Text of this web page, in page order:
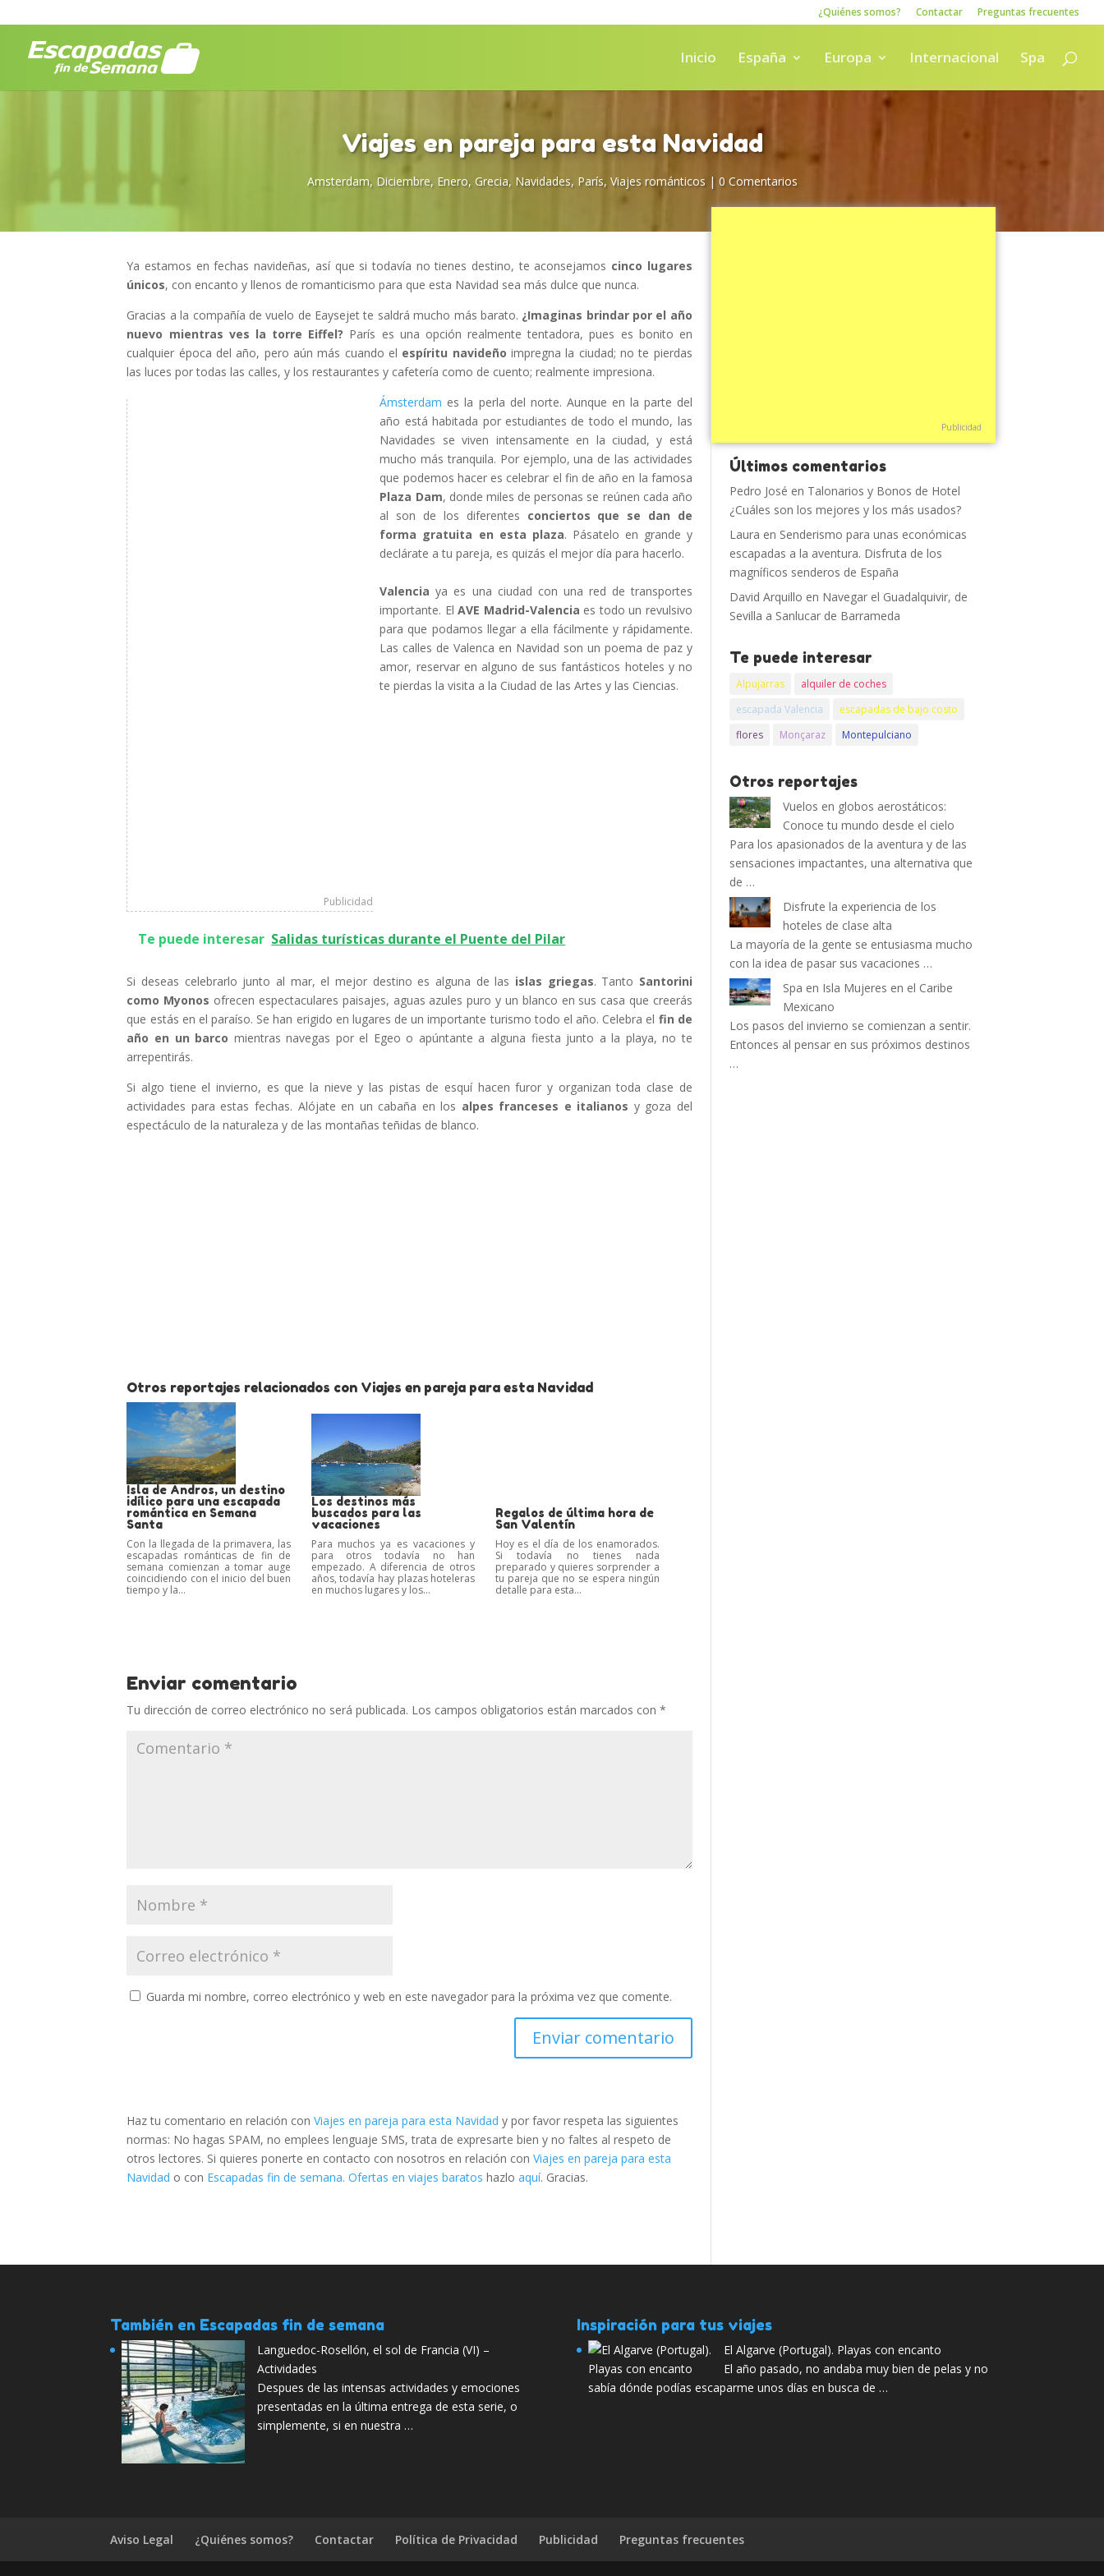
¿Quiénes somos? Contactar Preguntas frecuentes
Inicio España Europa Internacional Spa
Viajes en pareja para esta Navidad
Amsterdam, Diciembre, Enero, Grecia, Navidades, París, Viajes románticos | 0 Comentarios
Ya estamos en fechas navideñas, así que si todavía no tienes destino, te aconsejamos cinco lugares
únicos, con encanto y llenos de romanticismo para que esta Navidad sea más dulce que nunca.
Gracias a la compañía de vuelo de Eaysejet te saldrá mucho más barato. ¿Imaginas brindar por el año
nuevo mientras ves la torre Eiffel? París es una opción realmente tentadora, pues es bonito en
cualquier época del año, pero aún más cuando el espíritu navideño impregna la ciudad; no te pierdas
las luces por todas las calles, y los restaurantes y cafetería como de cuento; realmente impresiona.
Publicidad
Ámsterdam es la perla del norte. Aunque en la parte del
año está habitada por estudiantes de todo el mundo, las
Navidades se viven intensamente en la ciudad, y está
mucho más tranquila. Por ejemplo, una de las actividades
que podemos hacer es celebrar el fin de año en la famosa
Plaza Dam, donde miles de personas se reúnen cada año
al son de los diferentes conciertos que se dan de
forma gratuita en esta plaza. Pásatelo en grande y
declárate a tu pareja, es quizás el mejor día para hacerlo.
Valencia ya es una ciudad con una red de transportes
importante. ElAVE Madrid-Valencia es todo un revulsivo
para que podamos llegar a ella fácilmente y rápidamente.
Las calles de Valenca en Navidad son un poema de paz y
amor, reservar en alguno de sus fantásticos hoteles y no
te pierdas la visita a la Ciudad de las Artes y las Ciencias.
Te puede interesar Salidas turísticas durante el Puente del Pilar
Si deseas celebrarlo junto al mar, el mejor destino es alguna de las islas griegas. Tanto Santorini
como Myonos ofrecen espectaculares paisajes, aguas azules puro y un blanco en sus casa que creerás
que estás en el paraíso. Se han erigido en lugares de un importante turismo todo el año. Celebra el fin de
año en un barco mientras navegas por el Egeo o apúntante a alguna fiesta junto a la playa, no te
arrepentirás.
Si algo tiene el invierno, es que la nieve y las pistas de esquí hacen furor y organizan toda clase de
actividades para estas fechas. Alójate en un cabaña en los alpes franceses e italianos y goza del
espectáculo de la naturaleza y de las montañas teñidas de blanco.
Otros reportajes relacionados con Viajes en pareja para esta Navidad
Isla de Andros, un destino
idílico para una escapada
romántica en Semana
Santa
Con la llegada de la primavera, las
escapadas románticas de fin de
semana comienzan a tomar auge
coincidiendo con el inicio del buen
tiempo y la...
Los destinos más
buscados para las
vacaciones
Para muchos ya es vacaciones y
para otros todavía no han
empezado. A diferencia de otros
años, todavía hay plazas hoteleras
en muchos lugares y los...
Regalos de última hora de
San Valentín
Hoy es el día de los enamorados.
Si todavía no tienes nada
preparado y quieres sorprender a
tu pareja que no se espera ningún
detalle para esta...
Enviar comentario
Tu dirección de correo electrónico no será publicada. Los campos obligatorios están marcados con*
Guarda mi nombre, correo electrónico y web en este navegador para la próxima vez que comente.
Haz tu comentario en relación conViajes en pareja para esta Navidad y por favor respeta las siguientes
normas: No hagas SPAM, no emplees lenguaje SMS, trata de expresarte bien y no faltes al respeto de
otros lectores. Si quieres ponerte en contacto con nosotros en relación conViajes en pareja para esta
Navidad o con Escapadas fin de semana. Ofertas en viajes baratos hazloaquí. Gracias.
Publicidad
Últimos comentarios
Pedro José en Talonarios y Bonos de Hotel
¿Cuáles son los mejores y los más usados?
Laura en Senderismo para unas económicas
escapadas a la aventura. Disfruta de los
magníficos senderos de España
David Arquillo en Navegar el Guadalquivir, de
Sevilla a Sanlucar de Barrameda
Te puede interesar
Alpujarras
alquiler de coches
escapada Valencia
escapadas de bajo costo
flores
Monçaraz Montepulciano
Otros reportajes
Vuelos en globos aerostáticos:
Conoce tu mundo desde el cielo
Para los apasionados de la aventura y de las
sensaciones impactantes, una alternativa que
de …
Disfrute la experiencia de los
hoteles de clase alta
La mayoría de la gente se entusiasma mucho
con la idea de pasar sus vacaciones …
Spa en Isla Mujeres en el Caribe
Mexicano
Los pasos del invierno se comienzan a sentir.
Entonces al pensar en sus próximos destinos
…
También en Escapadas fin de semana
Languedoc-Rosellón, el sol de Francia (VI) –
Actividades
Despues de las intensas actividades y emociones
presentadas en la última entrega de esta serie, o
simplemente, si en nuestra …
Inspiración para tus viajes
El Algarve (Portugal). Playas con encanto
El año pasado, no andaba muy bien de pelas y no
sabía dónde podías escaparme unos días en busca de …
Aviso Legal ¿Quiénes somos? Contactar Política de Privacidad Publicidad Preguntas frecuentes